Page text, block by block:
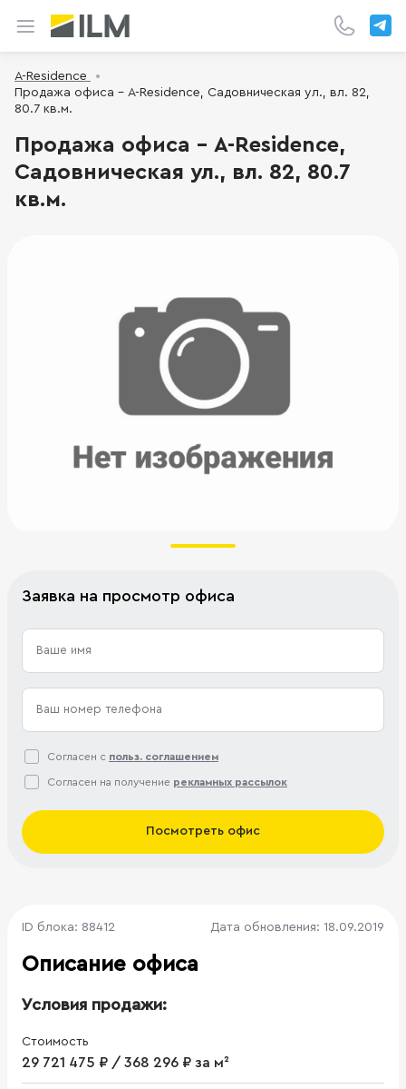
A-Residence
Продажа офиса - A-Residence, Садовническая ул., вл. 82,
80.7 кв.м.
Продажа офиса - A-Residence,
Садовническая ул., вл. 82, 80.7
кв.м.
Заявка на просмотр офиса
Согласен с польз. соглашением
Согласен на получение рекламных рассылок
Посмотреть офис
ID блока: 88412 Дата обновления: 18.09.2019
Описание офиса
Условия продажи:
Стоимость
29 721 475 ₽ / 368 296 ₽ за м²